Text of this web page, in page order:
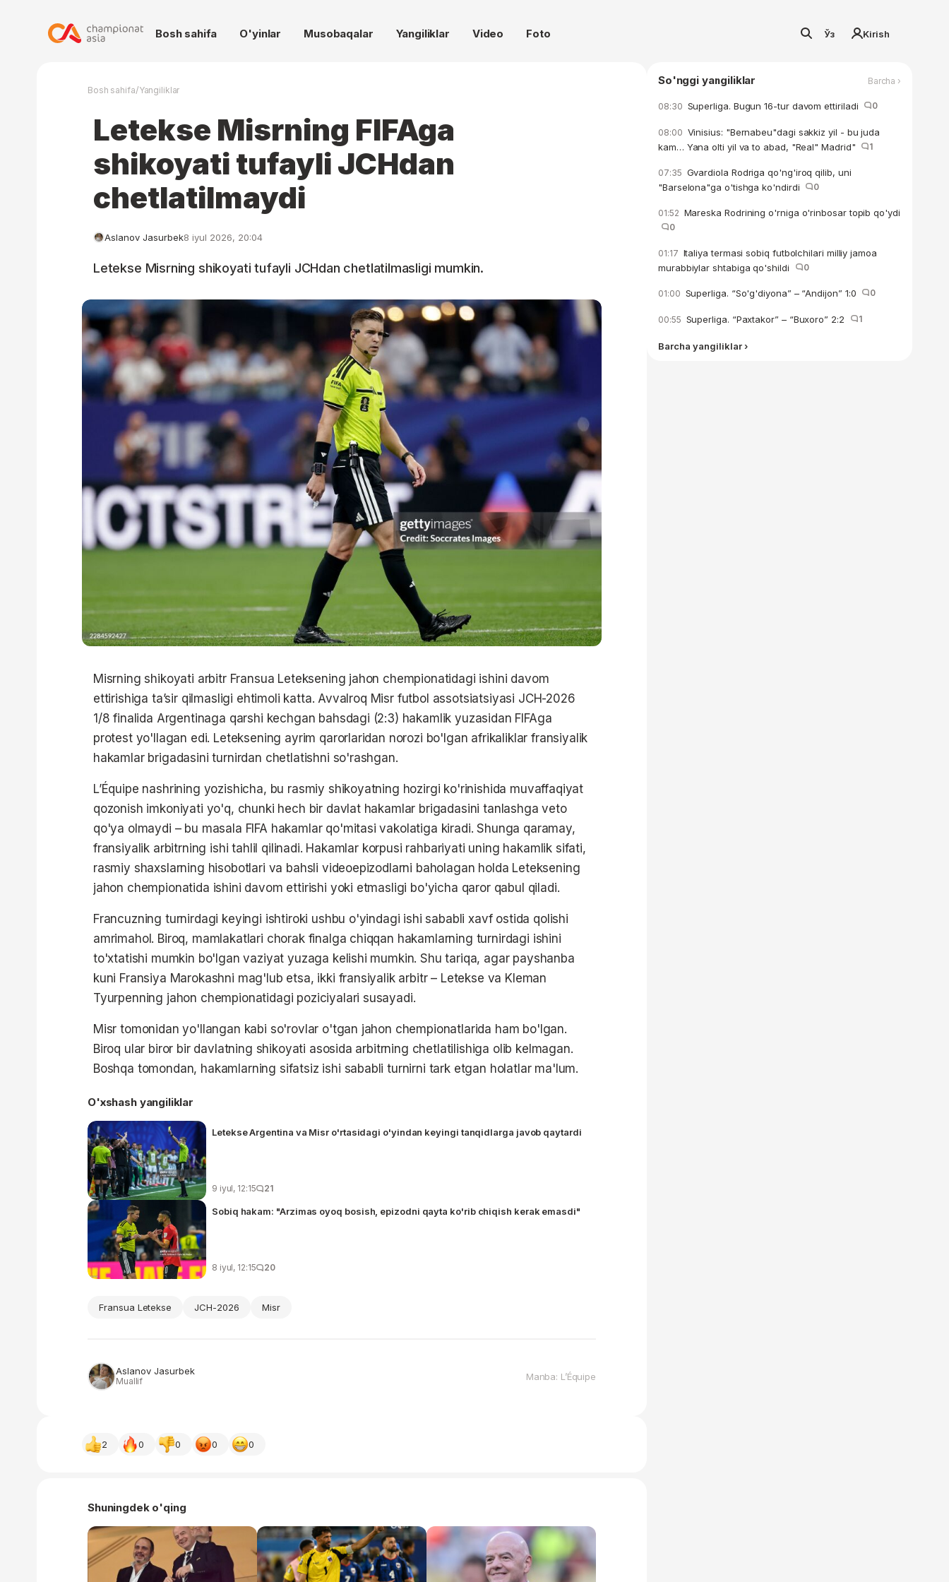
Bosh sahifa O'yinlar Musobaqalar Yangiliklar Video Foto Ўз Kirish
Bosh sahifa/Yangiliklar
Letekse Misrning FIFAga
shikoyati tufayli JCHdan
chetlatilmaydi
Aslanov Jasurbek8 iyul 2026, 20:04
Letekse Misrning shikoyati tufayli JCHdan chetlatilmasligi mumkin.
Misrning shikoyati arbitr Fransua Leteksening jahon chempionatidagi ishini davom
ettirishiga ta’sir qilmasligi ehtimoli katta. Avvalroq Misr futbol assotsiatsiyasi JCH-2026
1/8 finalida Argentinaga qarshi kechgan bahsdagi (2:3) hakamlik yuzasidan FIFAga
protest yo'llagan edi. Leteksening ayrim qarorlaridan norozi bo'lgan afrikaliklar fransiyalik
hakamlar brigadasini turnirdan chetlatishni so'rashgan.
L’Équipe nashrining yozishicha, bu rasmiy shikoyatning hozirgi ko'rinishida muvaffaqiyat
qozonish imkoniyati yo'q, chunki hech bir davlat hakamlar brigadasini tanlashga veto
qo'ya olmaydi – bu masala FIFA hakamlar qo'mitasi vakolatiga kiradi. Shunga qaramay,
fransiyalik arbitrning ishi tahlil qilinadi. Hakamlar korpusi rahbariyati uning hakamlik sifati,
rasmiy shaxslarning hisobotlari va bahsli videoepizodlarni baholagan holda Leteksening
jahon chempionatida ishini davom ettirishi yoki etmasligi bo'yicha qaror qabul qiladi.
Francuzning turnirdagi keyingi ishtiroki ushbu o'yindagi ishi sababli xavf ostida qolishi
amrimahol. Biroq, mamlakatlari chorak finalga chiqqan hakamlarning turnirdagi ishini
to'xtatishi mumkin bo'lgan vaziyat yuzaga kelishi mumkin. Shu tariqa, agar payshanba
kuni Fransiya Marokashni mag'lub etsa, ikki fransiyalik arbitr – Letekse va Kleman
Tyurpenning jahon chempionatidagi poziciyalari susayadi.
Misr tomonidan yo'llangan kabi so'rovlar o'tgan jahon chempionatlarida ham bo'lgan.
Biroq ular biror bir davlatning shikoyati asosida arbitrning chetlatilishiga olib kelmagan.
Boshqa tomondan, hakamlarning sifatsiz ishi sababli turnirni tark etgan holatlar ma'lum.
O'xshash yangiliklar
Letekse Argentina va Misr o'rtasidagi o'yindan keyingi tanqidlarga javob qaytardi
9 iyul, 12:15 21
Sobiq hakam: "Arzimas oyoq bosish, epizodni qayta ko'rib chiqish kerak emasdi"
8 iyul, 12:15 20
Fransua Letekse JCH-2026 Misr
Aslanov Jasurbek
Muallif Manba: L’Équipe
2 0 0 0 0
Shuningdek o'qing
So'nggi yangiliklar Barcha ›
08:30 Superliga. Bugun 16-tur davom ettiriladi 0
08:00 Vinisius: "Bernabeu"dagi sakkiz yil - bu juda
kam… Yana olti yil va to abad, "Real" Madrid"
1
07:35 Gvardiola Rodriga qo'ng'iroq qilib, uni
"Barselona"ga o'tishga ko'ndirdi
0
01:52 Mareska Rodrining o'rniga o'rinbosar topib qo'ydi
0
01:17 Italiya termasi sobiq futbolchilari milliy jamoa
murabbiylar shtabiga qo'shildi
0
01:00 Superliga. “So'g'diyona” – “Andijon” 1:0 0
00:55 Superliga. “Paxtakor” – “Buxoro” 2:2 1
Barcha yangiliklar ›